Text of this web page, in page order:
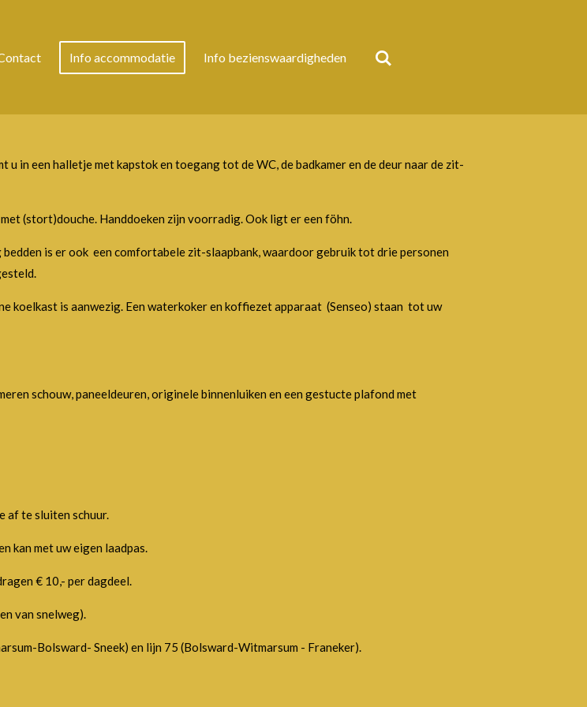
Info accommodatie Info bezienswaardigheden
in een halletje met kapstok en toegang tot de WC, de badkamer en de deur naar de zit-
(stort)douche. Handdoeken zijn voorradig. Ook ligt er een föhn.
is er ook een comfortabele zit-slaapbank, waardoor gebruik tot drie personen
koelkast is aanwezig. Een waterkoker en koffiezet apparaat (Senseo) staan tot uw
schouw, paneeldeuren, originele binnenluiken en een gestucte plafond met
af te sluiten schuur.
kan met uw eigen laadpas.
€ 10,- per dagdeel.
van snelweg).
Bolsward- Sneek) en lijn 75 (Bolsward-Witmarsum - Franeker).